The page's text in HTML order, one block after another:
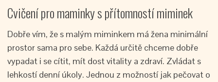
Cvičení pro maminky s přítomností miminek
Dobře vím, že s malým miminkem má žena minimální
prostor sama pro sebe. Každá určitě chceme dobře
vypadat i se cítit, mít dost vitality a zdraví. Zvládat s
lehkostí denní úkoly. Jednou z možností jak pečovat o